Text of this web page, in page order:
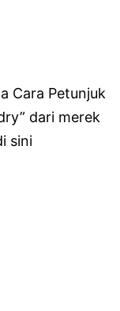
Cara Petunjuk
dari merek
sini